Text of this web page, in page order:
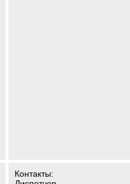
Контакты: